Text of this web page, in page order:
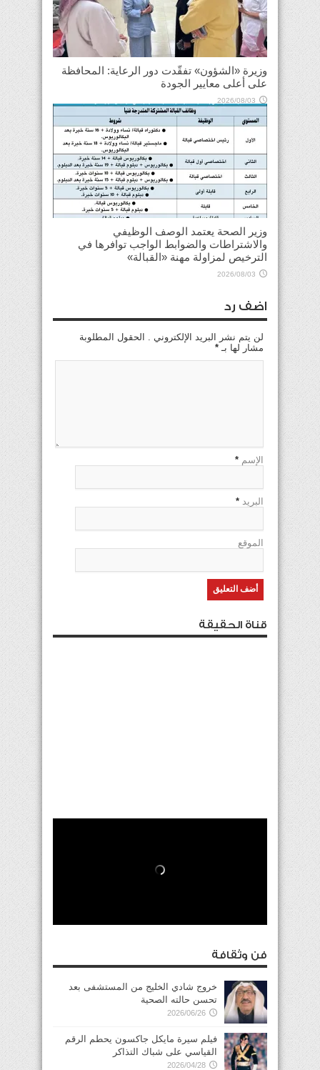
وزيرة «الشؤون» تفقّدت دور الرعاية: المحافظة
على أعلى معايير الجودة
2026/08/03
وزير الصحة يعتمد الوصف الوظيفي
والاشتراطات والضوابط الواجب توافرها في
الترخيص لمزاولة مهنة «القبالة»
2026/08/03
اضف رد
لن يتم نشر البريد الإلكتروني . الحقول المطلوبة
مشار لها بـ *
الإسم *
البريد *
الموقع
قناة الحقيقة
فن وثقافة
خروج شادي الخليج من المستشفى بعد
تحسن حالته الصحية
2026/06/26
فيلم سيرة مايكل جاكسون يحطم الرقم
القياسي على شباك التذاكر
2026/04/28